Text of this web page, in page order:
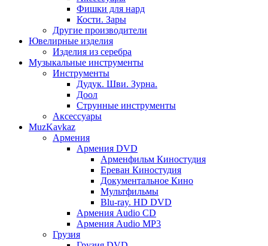
Фишки для нард
Кости. Зары
Другие производители
Ювелирные изделия
Изделия из серебра
Музыкальные инструменты
Инструменты
Дудук. Шви. Зурна.
Доол
Струнные инструменты
Аксессуары
MuzKavkaz
Армения
Армения DVD
Арменфильм Киностудия
Ереван Киностудия
Документальное Кино
Мультфильмы
Blu-ray. HD DVD
Армения Audio CD
Армения Audio MP3
Грузия